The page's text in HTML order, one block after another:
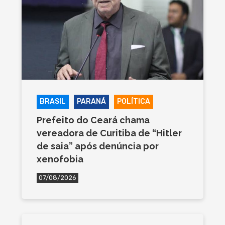
BRASIL PARANÁ POLÍTICA
Prefeito do Ceará chama
vereadora de Curitiba de “Hitler
de saia” após denúncia por
xenofobia
07/08/2026